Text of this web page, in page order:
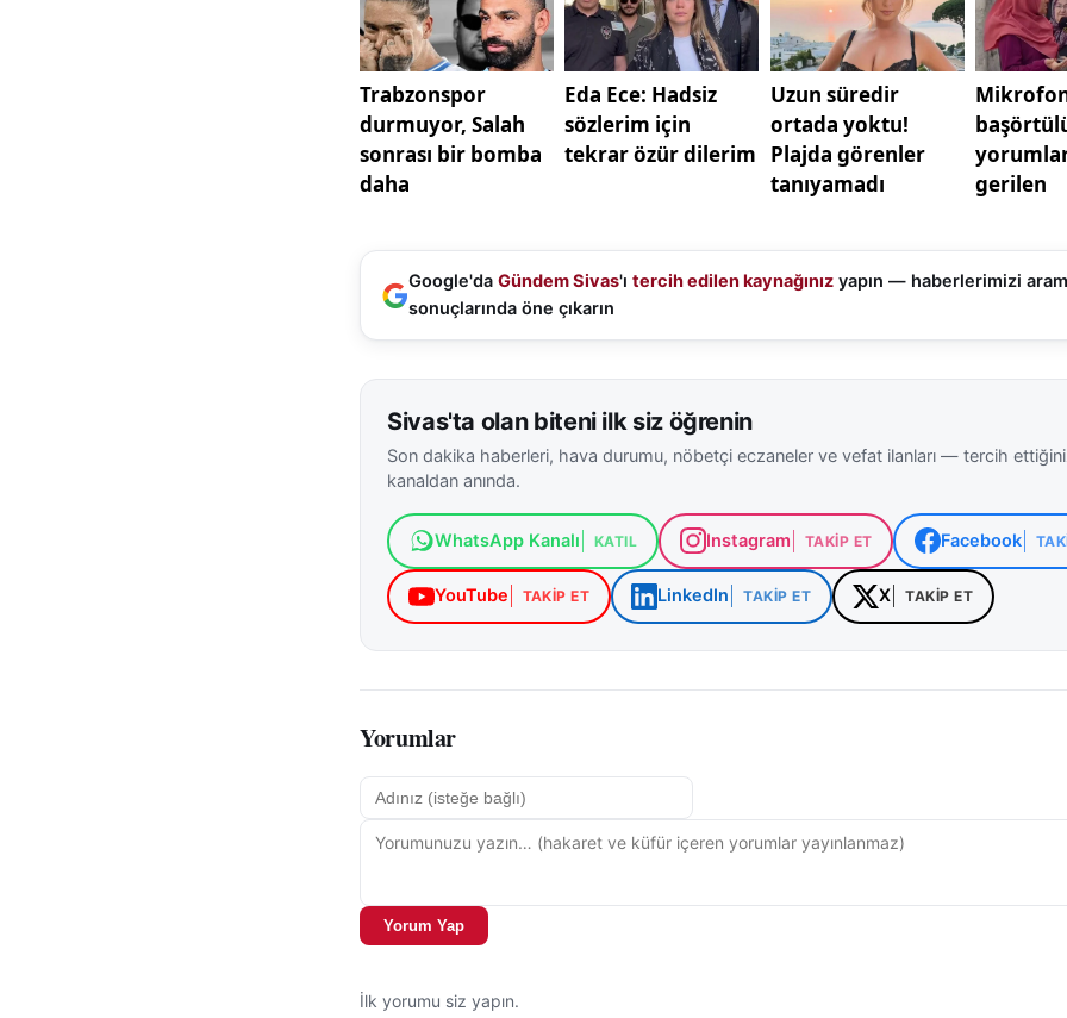
Google'da Gündem Sivas'ı tercih edilen kaynağınız yapın — haberlerimizi
sonuçlarında öne çıkarın
Sivas'ta olan biteni ilk siz öğrenin
Son dakika haberleri, hava durumu, nöbetçi eczaneler ve vefat ilanları — tercih
kanaldan anında.
WhatsApp Kanalı KATIL Instagram TAKIP ET Facebook
YouTube TAKIP ET LinkedIn TAKIP ET X TAKIP ET
Yorumlar
Yorum Yap
İlk yorumu siz yapın.